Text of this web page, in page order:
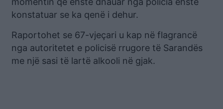
konstatuar se ka qenë i dehur.
Raportohet se 67-vjeçari u kap në flagrancë
nga autoritetet e policisë rrugore të Sarandës
me një sasi të lartë alkooli në gjak.